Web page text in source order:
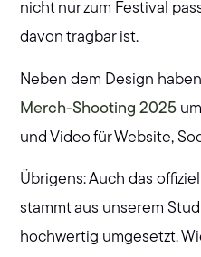
nicht nur zum Festival
davon tragbar ist.
Neben dem Design
Merch-Shooting 2025
und Video für Website,
Übrigens: Auch das
stammt aus unserem
hochwertig umgesetzt.